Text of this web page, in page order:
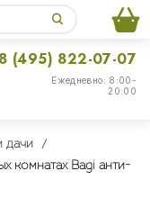
Ежедневно: 8:00-
20:00
8 (495) 822-07-07
дачи
комнатах Bagi анти-